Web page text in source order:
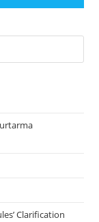
Clarification